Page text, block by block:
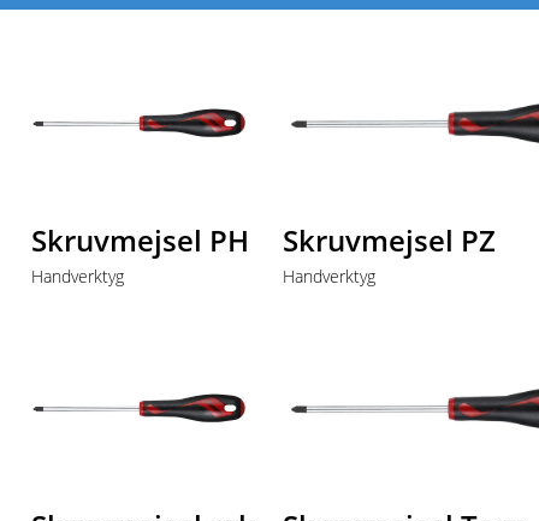
Skruvmejsel PH
Handverktyg
Skruvmejsel PZ
Handverktyg